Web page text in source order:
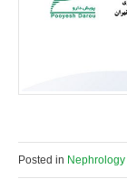
Posted in Nephrology